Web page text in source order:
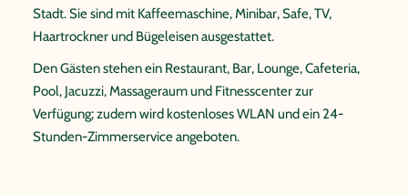
Stadt. Sie sind mit Kaffeemaschine, Minibar, Safe, TV,
Haartrockner und Bügeleisen ausgestattet.
Den Gästen stehen ein Restaurant, Bar, Lounge, Cafeteria,
Pool, Jacuzzi, Massageraum und Fitnesscenter zur
Verfügung; zudem wird kostenloses WLAN und ein 24-
Stunden-Zimmerservice angeboten.